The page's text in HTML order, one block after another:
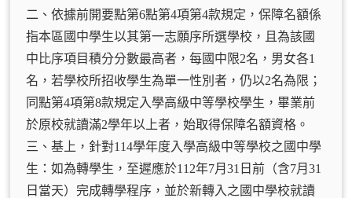
二、依據前開要點第6點第4項第4款規定，保障名額係
指本區國中學生以其第一志願序所選學校，且為該國
中比序項目積分分數最高者，每國中限2名，男女各1
名，若學校所招收學生為單一性別者，仍以2名為限；
同點第4項第8款規定入學高級中等學校學生，畢業前
於原校就讀滿2學年以上者，始取得保障名額資格。
三、基上，針對114學年度入學高級中等學校之國中學
生：如為轉學生，至遲應於112年7月31日前（含7月31
日當天）完成轉學程序，並於新轉入之國中學校就讀